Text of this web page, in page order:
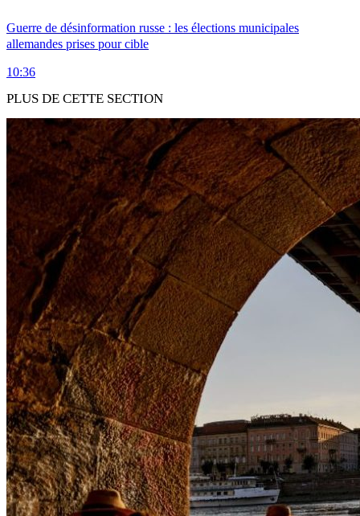
Guerre de désinformation russe : les élections municipales
allemandes prises pour cible
10:36
PLUS DE CETTE SECTION